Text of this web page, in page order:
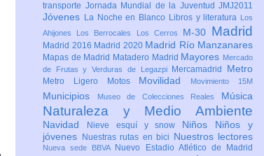
transporte Jornada Mundial de la Juventud JMJ2011
Jóvenes La Noche en Blanco Libros y literatura
Los
Ahijones
Los Berrocales Los Cerros M-30 Madrid
Madrid 2016 Madrid 2020 Madrid Río Manzanares
Mapas de Madrid Matadero Madrid Mayores Mercado
de Frutas y Verduras de Legazpi
Mercamadrid Metro
Metro Ligero Motos Movilidad Movimiento 15M
Municipios Museo de Colecciones Reales Música
Naturaleza y Medio Ambiente
Navidad Nieve esquí y snow Niños Niños y
jóvenes
Nuestras rutas en bici Nuestros lectores
Nueva sede BBVA
Nuevo Estadio Atlético de Madrid